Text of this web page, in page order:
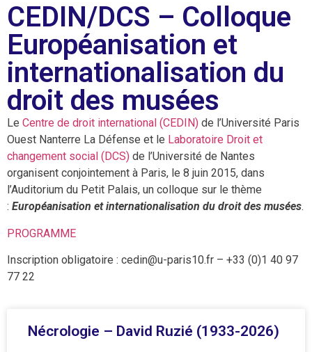
CEDIN/DCS – Colloque
Européanisation et
internationalisation du
droit des musées
Le Centre de droit international (CEDIN) de l’Université Paris
Ouest Nanterre La Défense et le Laboratoire Droit et
changement social (DCS) de l’Université de Nantes
organisent conjointement à Paris, le 8 juin 2015, dans
l’Auditorium du Petit Palais, un colloque sur le thème
: Européanisation et internationalisation du droit des musées.
PROGRAMME
Inscription obligatoire : cedin@u-paris10.fr – +33 (0)1 40 97
77 22
Nécrologie – David Ruzié (1933-2026)